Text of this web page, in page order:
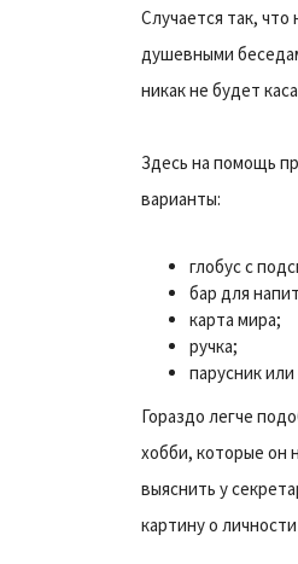
Случается так,
душевными
никак не будет
Здесь на помощь
варианты:
глобус с
бар для
карта мира;
ручка;
парусник
Гораздо легче
хобби, которые он
выяснить у
картину о